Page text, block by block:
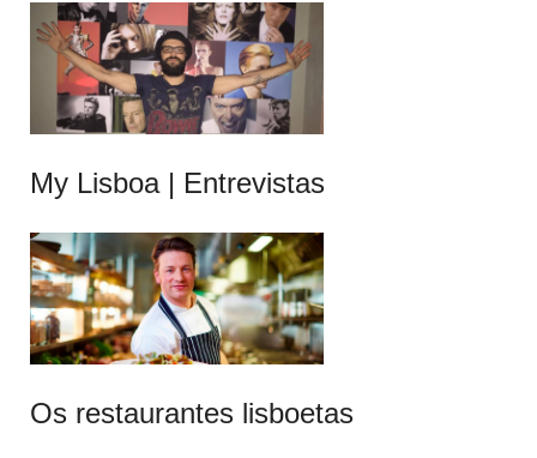
My Lisboa | Entrevistas
Os restaurantes lisboetas